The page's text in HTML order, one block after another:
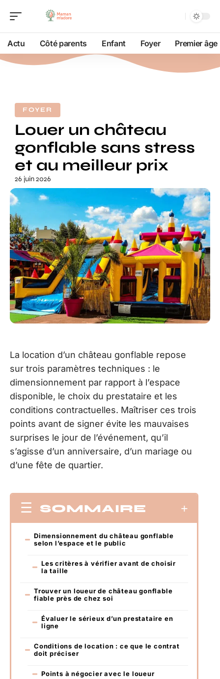
Actu Côté parents Enfant Foyer Premier âge
FOYER
Louer un château
gonflable sans stress
et au meilleur prix
26 juin 2026
La location d’un château gonflable repose
sur trois paramètres techniques : le
dimensionnement par rapport à l’espace
disponible, le choix du prestataire et les
conditions contractuelles. Maîtriser ces trois
points avant de signer évite les mauvaises
surprises le jour de l’événement, qu’il
s’agisse d’un anniversaire, d’un mariage ou
d’une fête de quartier.
SOMMAIRE
Dimensionnement du château gonflable
selon l’espace et le public
Les critères à vérifier avant de choisir
la taille
Trouver un loueur de château gonflable
fiable près de chez soi
Évaluer le sérieux d’un prestataire en
ligne
Conditions de location : ce que le contrat
doit préciser
Points à négocier avec le loueur